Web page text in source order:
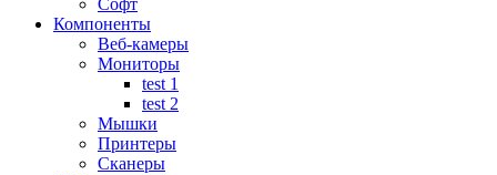
Софт
Компоненты
Веб-камеры
Мониторы
test 1
test 2
Мышки
Принтеры
Сканеры